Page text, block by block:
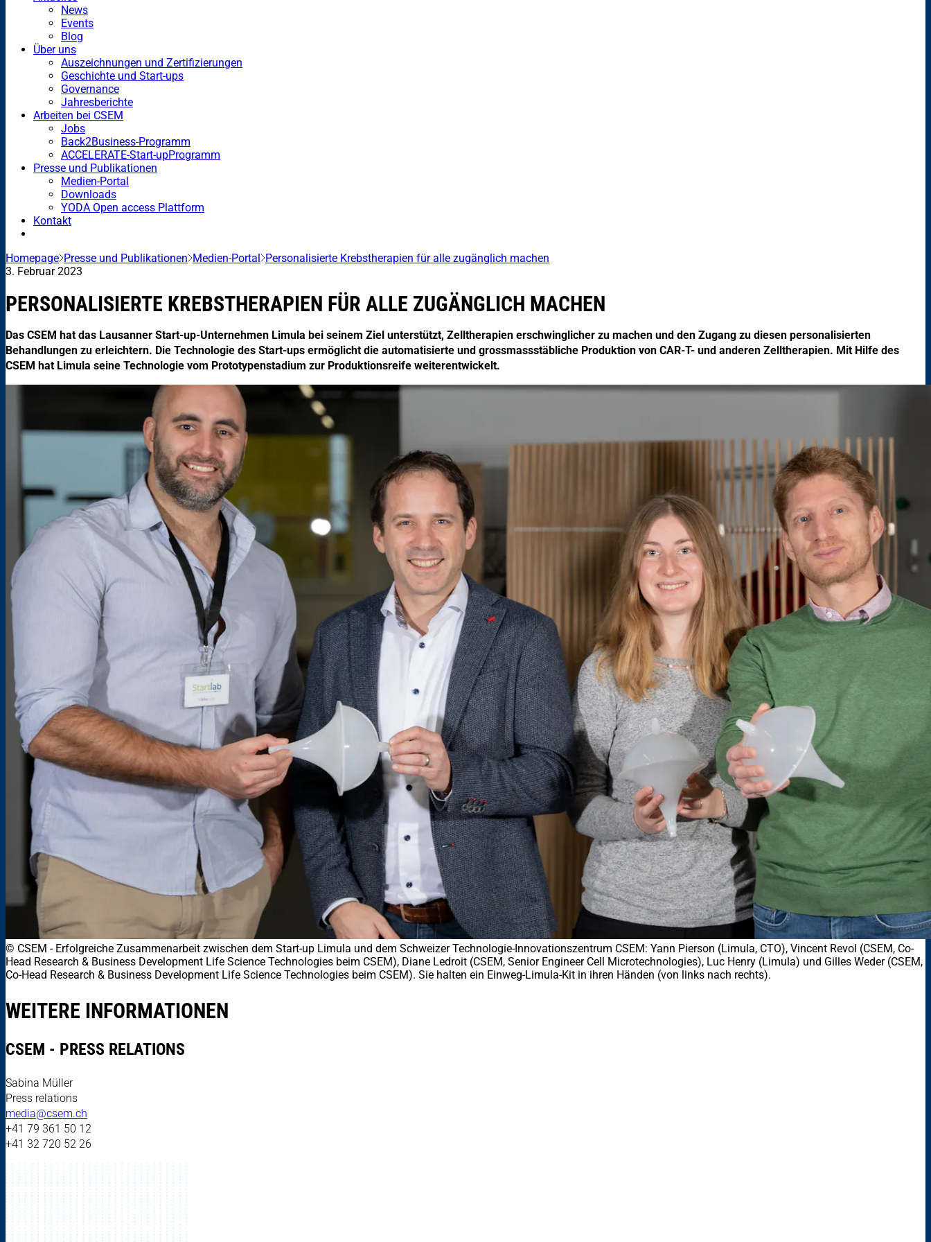
News
Events
Blog
Über uns
Auszeichnungen und Zertifizierungen
Geschichte und Start-ups
Governance
Jahresberichte
Arbeiten bei CSEM
Jobs
Back2Business-Programm
ACCELERATE-Start-upProgramm
Presse und Publikationen
Medien-Portal
Downloads
YODA Open access Plattform
Kontakt
Homepage Presse und Publikationen Medien-Portal Personalisierte Krebstherapien für alle zugänglich machen
3. Februar 2023
PERSONALISIERTE KREBSTHERAPIEN FÜR ALLE ZUGÄNGLICH MACHEN
Das CSEM hat das Lausanner Start-up-Unternehmen Limula bei seinem Ziel unterstützt, Zelltherapien erschwinglicher zu machen und den Zugang zu diesen personalisierten
Behandlungen zu erleichtern. Die Technologie des Start-ups ermöglicht die automatisierte und grossmassstäbliche Produktion von CAR-T- und anderen Zelltherapien. Mit Hilfe des
CSEM hat Limula seine Technologie vom Prototypenstadium zur Produktionsreife weiterentwickelt.
© CSEM - Erfolgreiche Zusammenarbeit zwischen dem Start-up Limula und dem Schweizer Technologie-Innovationszentrum CSEM: Yann Pierson (Limula, CTO), Vincent Revol (CSEM, Co-
Head Research & Business Development Life Science Technologies beim CSEM), Diane Ledroit (CSEM, Senior Engineer Cell Microtechnologies), Luc Henry (Limula) und Gilles Weder (CSEM,
Co-Head Research & Business Development Life Science Technologies beim CSEM). Sie halten ein Einweg-Limula-Kit in ihren Händen (von links nach rechts).
WEITERE INFORMATIONEN
CSEM - PRESS RELATIONS
Sabina Müller
Press relations
media@csem.ch
+41 79 361 50 12
+41 32 720 52 26